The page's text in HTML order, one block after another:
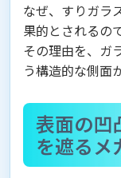
なぜ、すりガラ
果的とされるの
その理由を、ガ
う構造的な側面
表面の凹
を遮るメ